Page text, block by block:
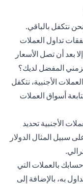
نتكفل بالباقي.
تداول العملات
بعد أن تصل الأسعار
المفضل لديك؟
الأجنبية، نتكفل
أسواق العملات
الأجنبية تحديد
المثال الدولار
بالعملات التي
به، بالإضافة إلى